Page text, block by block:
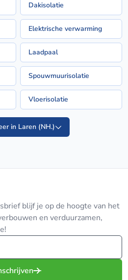
Dakisolatie
Elektrische verwarming
Laadpaal
Spouwmuurisolatie
Vloerisolatie
in Laren (NH.)
blijf je op de hoogte van het
en verduurzamen,